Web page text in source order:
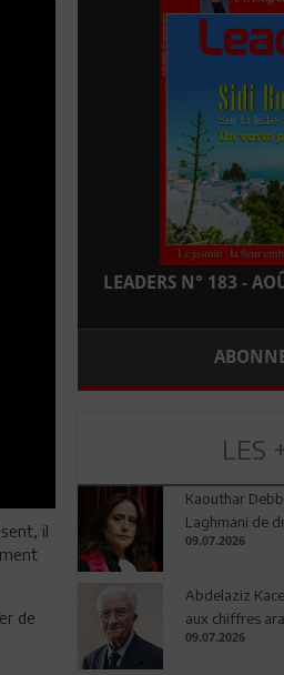
il
de
LEADERS N° 183 -
LES
Kaouthar
Laghmani de
09.07.2026
Abdelaziz
aux chiffres
09.07.2026